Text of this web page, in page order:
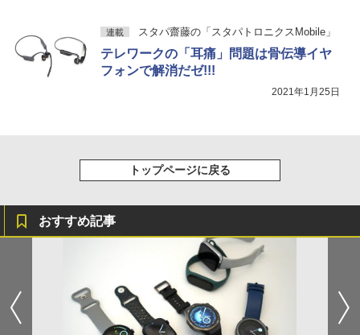
連載 スタパ齋藤の「スタパトロニクスMobile」
テレワークの「耳痛」問題は骨伝導イヤ
フォンで解消だゼ!!!
2021年1月25日
トップページに戻る
おすすめ記事